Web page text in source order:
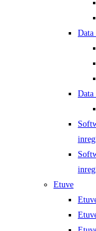
Data
Data
Etuve